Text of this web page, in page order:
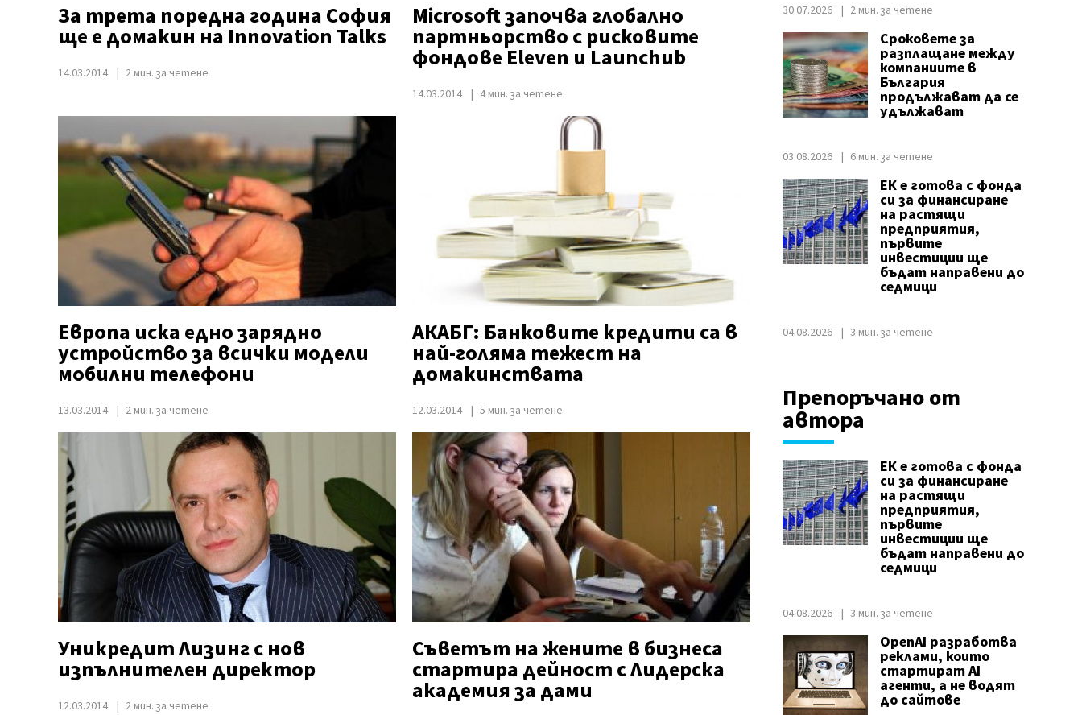
За трета поредна година София
ще е домакин на Innovation Talks
14.03.2014 2 мин. за четене
Microsoft започва глобално
партньорство с рисковите
фондове Eleven и Launchub
14.03.2014 4 мин. за четене
Европа иска едно зарядно
устройство за всички модели
мобилни телефони
13.03.2014 2 мин. за четене
АКАБГ: Банковите кредити са в
най-голяма тежест на
домакинствата
12.03.2014 5 мин. за четене
Уникредит Лизинг с нов
изпълнителен директор
12.03.2014 2 мин. за четене
Съветът на жените в бизнеса
стартира дейност с Лидерска
академия за дами
30.07.2026 2 мин. за четене
Сроковете за
разплащане между
компаниите в
България
продължават да се
удължават
03.08.2026 6 мин. за четене
ЕК е готова с фонда
си за финансиране
на растящи
предприятия,
първите
инвестиции ще
бъдат направени до
седмици
04.08.2026 3 мин. за четене
Препоръчано от
автора
ЕК е готова с фонда
си за финансиране
на растящи
предприятия,
първите
инвестиции ще
бъдат направени до
седмици
04.08.2026 3 мин. за четене
OpenAI разработва
реклами, които
стартират AI
агенти, а не водят
до сайтове